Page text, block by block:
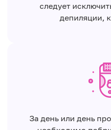
следует
депиляции,
За день или день